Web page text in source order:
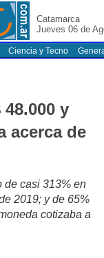
Catamarca
Jueves 06 de
Ciencia y Tecno
y
acerca de
de casi 313% en
2019; y de 65%
cotizaba a